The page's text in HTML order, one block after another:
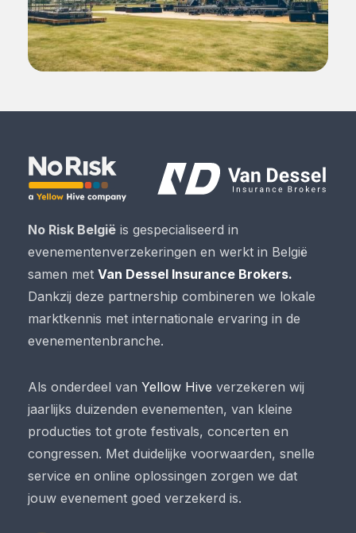
No Risk België is gespecialiseerd in
evenementenverzekeringen en werkt in België
samen met Van Dessel Insurance Brokers.
Dankzij deze partnership combineren we lokale
marktkennis met internationale ervaring in de
evenementenbranche.
Als onderdeel van Yellow Hive verzekeren wij
jaarlijks duizenden evenementen, van kleine
producties tot grote festivals, concerten en
congressen. Met duidelijke voorwaarden, snelle
service en online oplossingen zorgen we dat
jouw evenement goed verzekerd is.